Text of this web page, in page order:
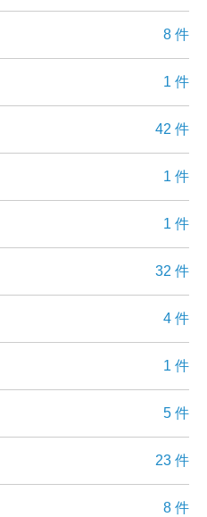
8 件
1 件
42 件
1 件
1 件
32 件
4 件
1 件
5 件
23 件
8 件